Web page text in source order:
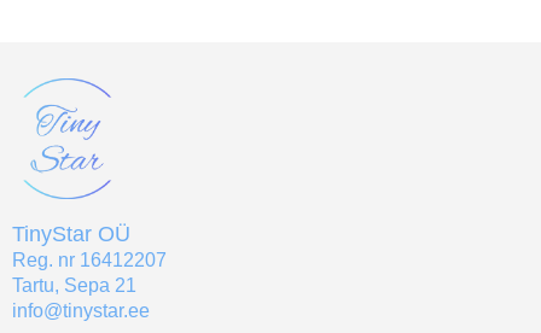
TinyStar OÜ
Reg. nr 16412207
Tartu, Sepa 21
info@tinystar.ee